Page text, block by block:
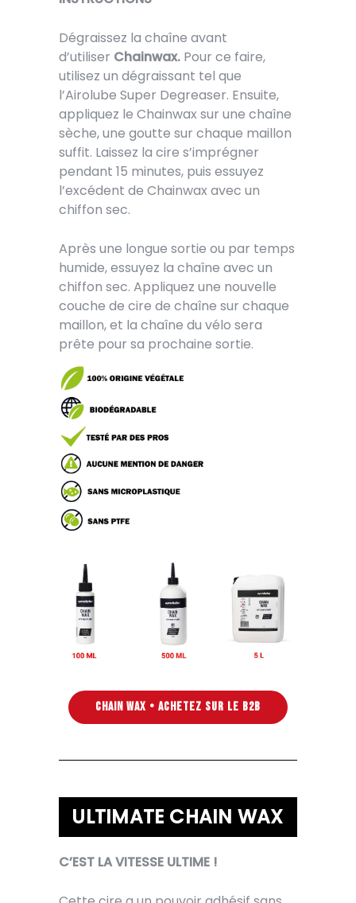
Dégraissez la chaîne avant
d’utiliser Chainwax.Pour ce faire,
utilisez un dégraissant tel que
l’Airolube Super Degreaser. Ensuite,
appliquez le Chainwax sur une chaîne
sèche, une goutte sur chaque maillon
suffit. Laissez la cire s’imprégner
pendant 15 minutes, puis essuyez
l’excédent de Chainwax avec un
chiffon sec.
Après une longue sortie ou par temps
humide, essuyez la chaîne avec un
chiffon sec. Appliquez une nouvelle
couche de cire de chaîne sur chaque
maillon, et la chaîne du vélo sera
prête pour sa prochaine sortie.
CHAIN WAX • ACHETEZ SUR LE B2B
ULTIMATE CHAIN WAX
C’EST LA VITESSE ULTIME !